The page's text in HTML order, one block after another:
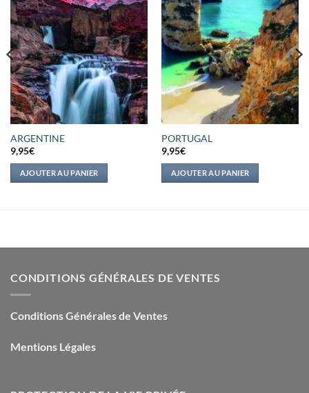
ARGENTINE
9,95€
AJOUTER AU PANIER
PORTUGAL
9,95€
AJOUTER AU PANIER
CONDITIONS GÉNÉRALES DE VENTES
Conditions Générales de Ventes
Mentions Légales